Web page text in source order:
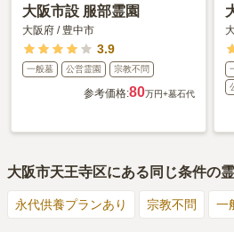
大阪市設 服部霊園
大阪府 / 豊中市
3.9
一般墓 公営霊園 宗教不問
参考価格:80万円+墓石代
大阪市天王寺区にある同じ条件の
永代供養プランあり 宗教不問 一